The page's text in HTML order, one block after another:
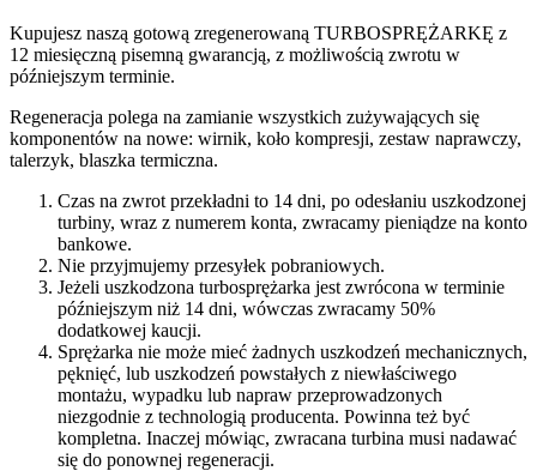
Kupujesz naszą gotową zregenerowaną TURBOSPRĘŻARKĘ z
12 miesięczną pisemną gwarancją, z możliwością zwrotu w
późniejszym terminie.
Regeneracja polega na zamianie wszystkich zużywających się
komponentów na nowe: wirnik, koło kompresji, zestaw naprawczy,
talerzyk, blaszka termiczna.
Czas na zwrot przekładni to 14 dni, po odesłaniu uszkodzonej
turbiny, wraz z numerem konta, zwracamy pieniądze na konto
bankowe.
Nie przyjmujemy przesyłek pobraniowych.
Jeżeli uszkodzona turbosprężarka jest zwrócona w terminie
późniejszym niż 14 dni, wówczas zwracamy 50%
dodatkowej kaucji.
Sprężarka nie może mieć żadnych uszkodzeń mechanicznych,
pęknięć, lub uszkodzeń powstałych z niewłaściwego
montażu, wypadku lub napraw przeprowadzonych
niezgodnie z technologią producenta. Powinna też być
kompletna. Inaczej mówiąc, zwracana turbina musi nadawać
się do ponownej regeneracji.